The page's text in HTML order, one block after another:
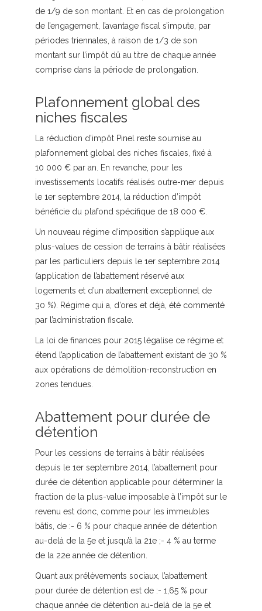
de 1/9 de son montant. Et en cas de prolongation
de l’engagement, l’avantage fiscal s’impute, par
périodes triennales, à raison de 1/3 de son
montant sur l’impôt dû au titre de chaque année
comprise dans la période de prolongation.
Plafonnement global des
niches fiscales
La réduction d’impôt Pinel reste soumise au
plafonnement global des niches fiscales, fixé à
10 000 € par an. En revanche, pour les
investissements locatifs réalisés outre-mer depuis
le 1er septembre 2014, la réduction d’impôt
bénéficie du plafond spécifique de 18 000 €.
Un nouveau régime d’imposition s’applique aux
plus-values de cession de terrains à bâtir réalisées
par les particuliers depuis le 1er septembre 2014
(application de l’abattement réservé aux
logements et d’un abattement exceptionnel de
30 %). Régime qui a, d’ores et déjà, été commenté
par l’administration fiscale.
La loi de finances pour 2015 légalise ce régime et
étend l’application de l’abattement existant de 30 %
aux opérations de démolition-reconstruction en
zones tendues.
Abattement pour durée de
détention
Pour les cessions de terrains à bâtir réalisées
depuis le 1er septembre 2014, l’abattement pour
durée de détention applicable pour déterminer la
fraction de la plus-value imposable à l’impôt sur le
revenu est donc, comme pour les immeubles
bâtis, de :- 6 % pour chaque année de détention
au-delà de la 5e et jusqu’à la 21e ;- 4 % au terme
de la 22e année de détention.
Quant aux prélèvements sociaux, l’abattement
pour durée de détention est de :- 1,65 % pour
chaque année de détention au-delà de la 5e et